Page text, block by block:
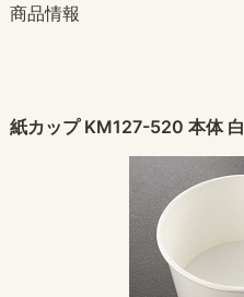
商品情報
紙カップ KM127-520 本体 白